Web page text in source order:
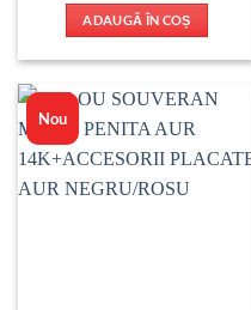
ADAUGĂ ÎN COȘ
Nou